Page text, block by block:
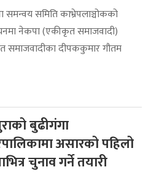
समन्वय समिति काभ्रेपलाञ्चोकको
नेकपा (एकीकृत समाजवादी)
समाजवादीका दीपककुमार गौतम
बुढीगंगा
असारको पहिलो
चुनाव गर्ने तयारी